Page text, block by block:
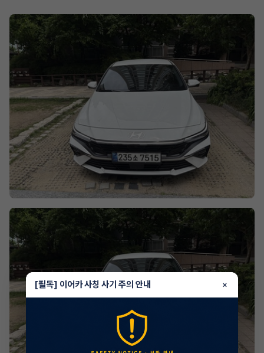
[필독] 이어카 사칭 사기 주의 안내 ×